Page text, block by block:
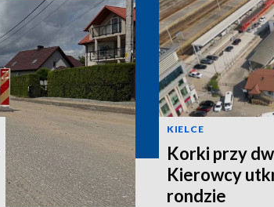
KIELCE
Korki przy
Kierowcy
rondzie